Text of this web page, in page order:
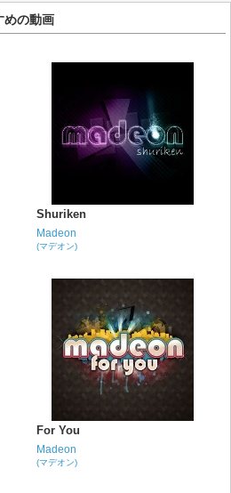
めの動画
Shuriken
Madeon
(マデオン)
For You
Madeon
(マデオン)